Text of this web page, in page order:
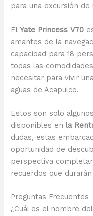
para una excursión de
ElYate Princess V70
amantes de la
capacidad para 18
todas las
necesitar para vivir
aguas de Acapulco.
Estos son solo
disponibles en la
dudas, estas
oportunidad de
perspectiva
recuerdos que
Preguntas Frecuentes
¿Cuál es el nombre